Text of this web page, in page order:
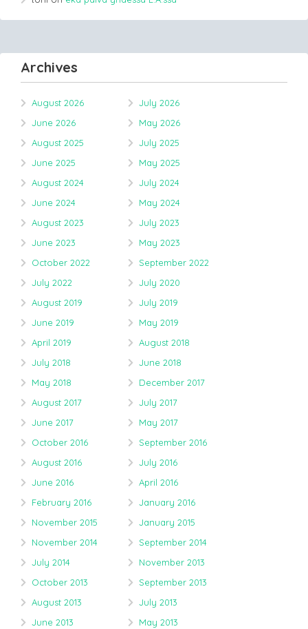
Archives
August 2026
July 2026
June 2026
May 2026
August 2025
July 2025
June 2025
May 2025
August 2024
July 2024
June 2024
May 2024
August 2023
July 2023
June 2023
May 2023
October 2022
September 2022
July 2022
July 2020
August 2019
July 2019
June 2019
May 2019
April 2019
August 2018
July 2018
June 2018
May 2018
December 2017
August 2017
July 2017
June 2017
May 2017
October 2016
September 2016
August 2016
July 2016
June 2016
April 2016
February 2016
January 2016
November 2015
January 2015
November 2014
September 2014
July 2014
November 2013
October 2013
September 2013
August 2013
July 2013
June 2013
May 2013